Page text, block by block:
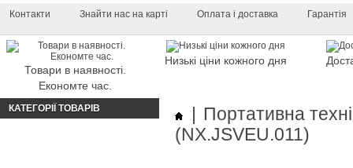
Контакти
Знайти нас на карті Оплата і доставка Гарантія
Товари в наявності.
Економте час.
Низькі ціни кожного дня
КАТЕГОРІЇ ТОВАРІВ
Портативна
(NX.JSVEU.011)